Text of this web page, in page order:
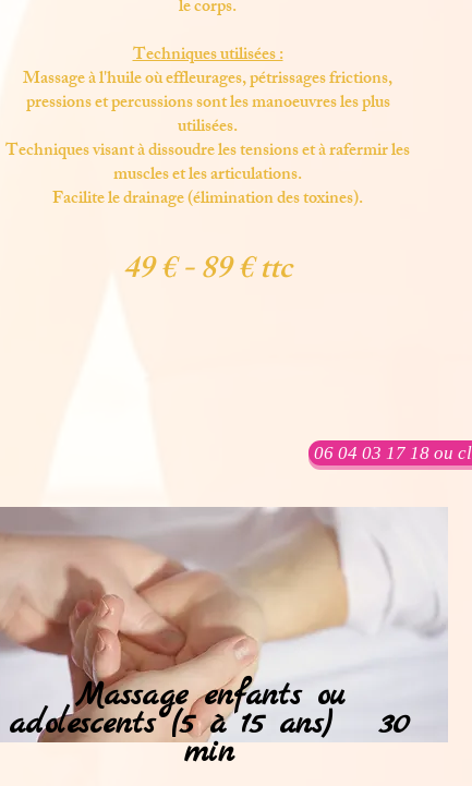
le corps.
Techniques utilisées :
Massage à l'huile où effleurages, pétrissages frictions,
pressions et percussions sont les manoeuvres les plus
utilisées.
Techniques visant à dissoudre les tensions et à rafermir les
muscles et les articulations.
Facilite le drainage (élimination des toxines).
49 € - 89 € ttc
06 04 03 17 18 ou
Massage enfants ou
adolescents (5 à 15 ans) 30
min